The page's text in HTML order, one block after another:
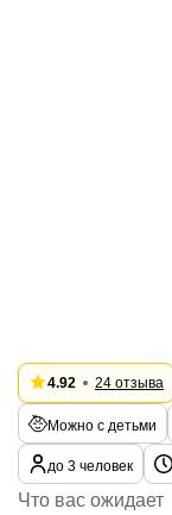
4.92 24 отзыва
Можно с детьми
до 3 человек
Что вас ожидает